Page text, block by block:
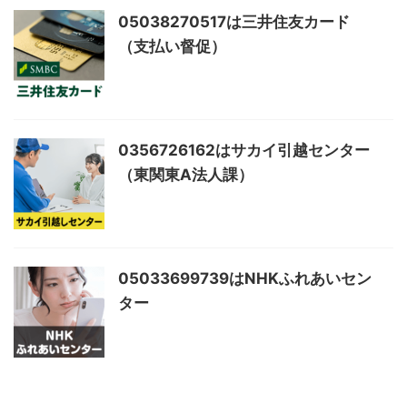
05038270517は三井住友カード
（支払い督促）
0356726162はサカイ引越センター
（東関東A法人課）
05033699739はNHKふれあいセン
ター